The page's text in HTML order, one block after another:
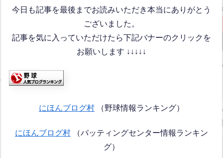
今日も記事を最後までお読みいただき本当にありがとう
ございました。
記事を気に入っていただけたら下記バナーのクリックを
お願いします ↓↓↓↓↓
にほんブログ村 （野球情報ランキング）
にほんブログ村 （バッティングセンター情報ランキン
グ）